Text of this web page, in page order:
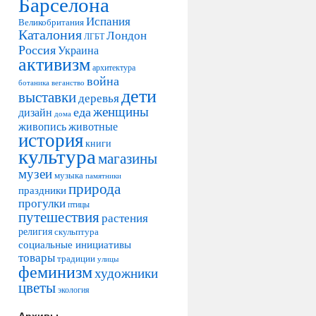
ВеликобританияИспания
Каталония ЛГБТ Лондон
РоссияУкраина
активизм архитектура
ботаника веганство война
выставкидеревьядети
дизайн дома едаженщины
живописьживотные
историякниги
культурамагазины
музеимузыка памятники
праздникиприрода
прогулкиптицы
путешествиярастения
религияскульптура
социальные инициативы
товарытрадиции улицы
феминизмхудожники
цветы экология